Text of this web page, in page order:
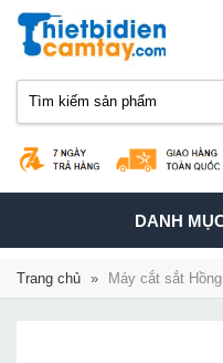
TOGGLE
DANH
Trang chủ » Máy cắt sắt